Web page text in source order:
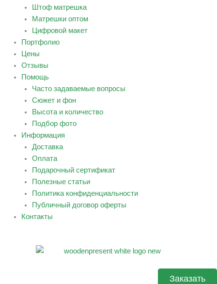
Штоф матрешка
Матрешки оптом
Цифровой макет
Портфолио
Цены
Отзывы
Помощь
Часто задаваемые вопросы
Сюжет и фон
Высота и количество
Подбор фото
Информация
Доставка
Оплата
Подарочный сертификат
Полезные статьи
Политика конфиденциальности
Публичный договор оферты
Контакты
Заказать